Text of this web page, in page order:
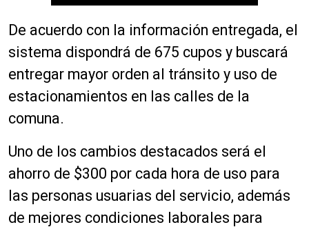
De acuerdo con la información entregada, el
sistema dispondrá de 675 cupos y buscará
entregar mayor orden al tránsito y uso de
estacionamientos en las calles de la
comuna.
Uno de los cambios destacados será el
ahorro de $300 por cada hora de uso para
las personas usuarias del servicio, además
de mejores condiciones laborales para